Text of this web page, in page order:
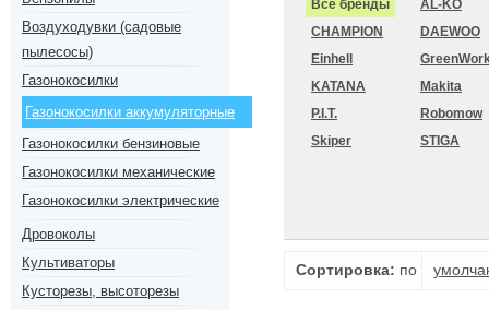
Воздуходувки (садовые
пылесосы)
Газонокосилки
Газонокосилки аккумуляторные
Газонокосилки бензиновые
Газонокосилки механические
Газонокосилки электрические
Дровоколы
Культиваторы
Кусторезы, высоторезы
Все бренды
AL-KO
CHAMPION
DAEWOO
Einhell
KATANA
Makita
P.I.T.
Robomow
Skiper
STIGA
Сортировка: по